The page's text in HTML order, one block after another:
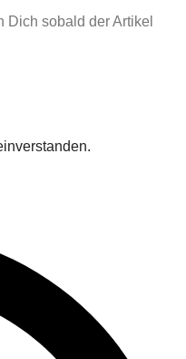
sobald der Artikel